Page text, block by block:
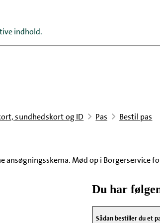
indhold.
sundhedskort og ID Pas Bestil pas
ansøgningsskema. Mød op i Borgerservice
Du har
Sådan bestiller du et